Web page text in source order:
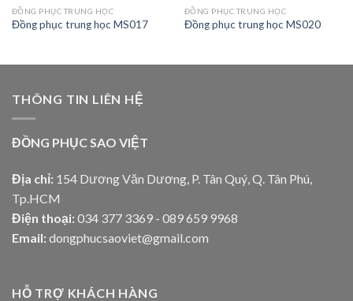
ĐỒNG PHỤC TRUNG HỌC
Đồng phục trung học MS017
ĐỒNG PHỤC TRUNG HỌC
Đồng phục trung học MS020
THÔNG TIN LIÊN HỆ
ĐỒNG PHỤC SAO VIỆT
Địa chỉ: 154 Dương Văn Dương, P. Tân Quý, Q. Tân Phú,
Tp.HCM
Điện thoại: 034 377 3369 - 089 659 9968
Email: dongphucsaoviet@gmail.com
HỖ TRỢ KHÁCH HÀNG